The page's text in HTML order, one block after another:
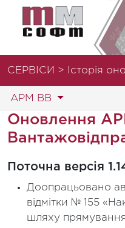
СЕРВІСИ > Історія
АРМ ВВ
Оновлення
Поточна версія
Доопрацьовано
відмітки № 155
шляху прямування